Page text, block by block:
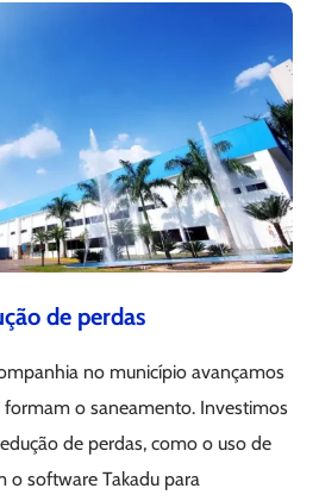
de perdas
no município avançamos
o saneamento. Investimos
de perdas, como o uso de
o software Takadu para